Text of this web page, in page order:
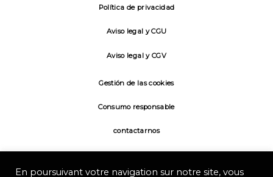
Política de privacidad
Aviso legal y CGU
Aviso legal y CGV
Gestión de las cookies
Consumo responsable
contactarnos
ESTE CONTENIDO ES SÓLO PARA MAYORES DE EDAD Y NO DEBE
En poursuivant votre navigation sur notre site, vous